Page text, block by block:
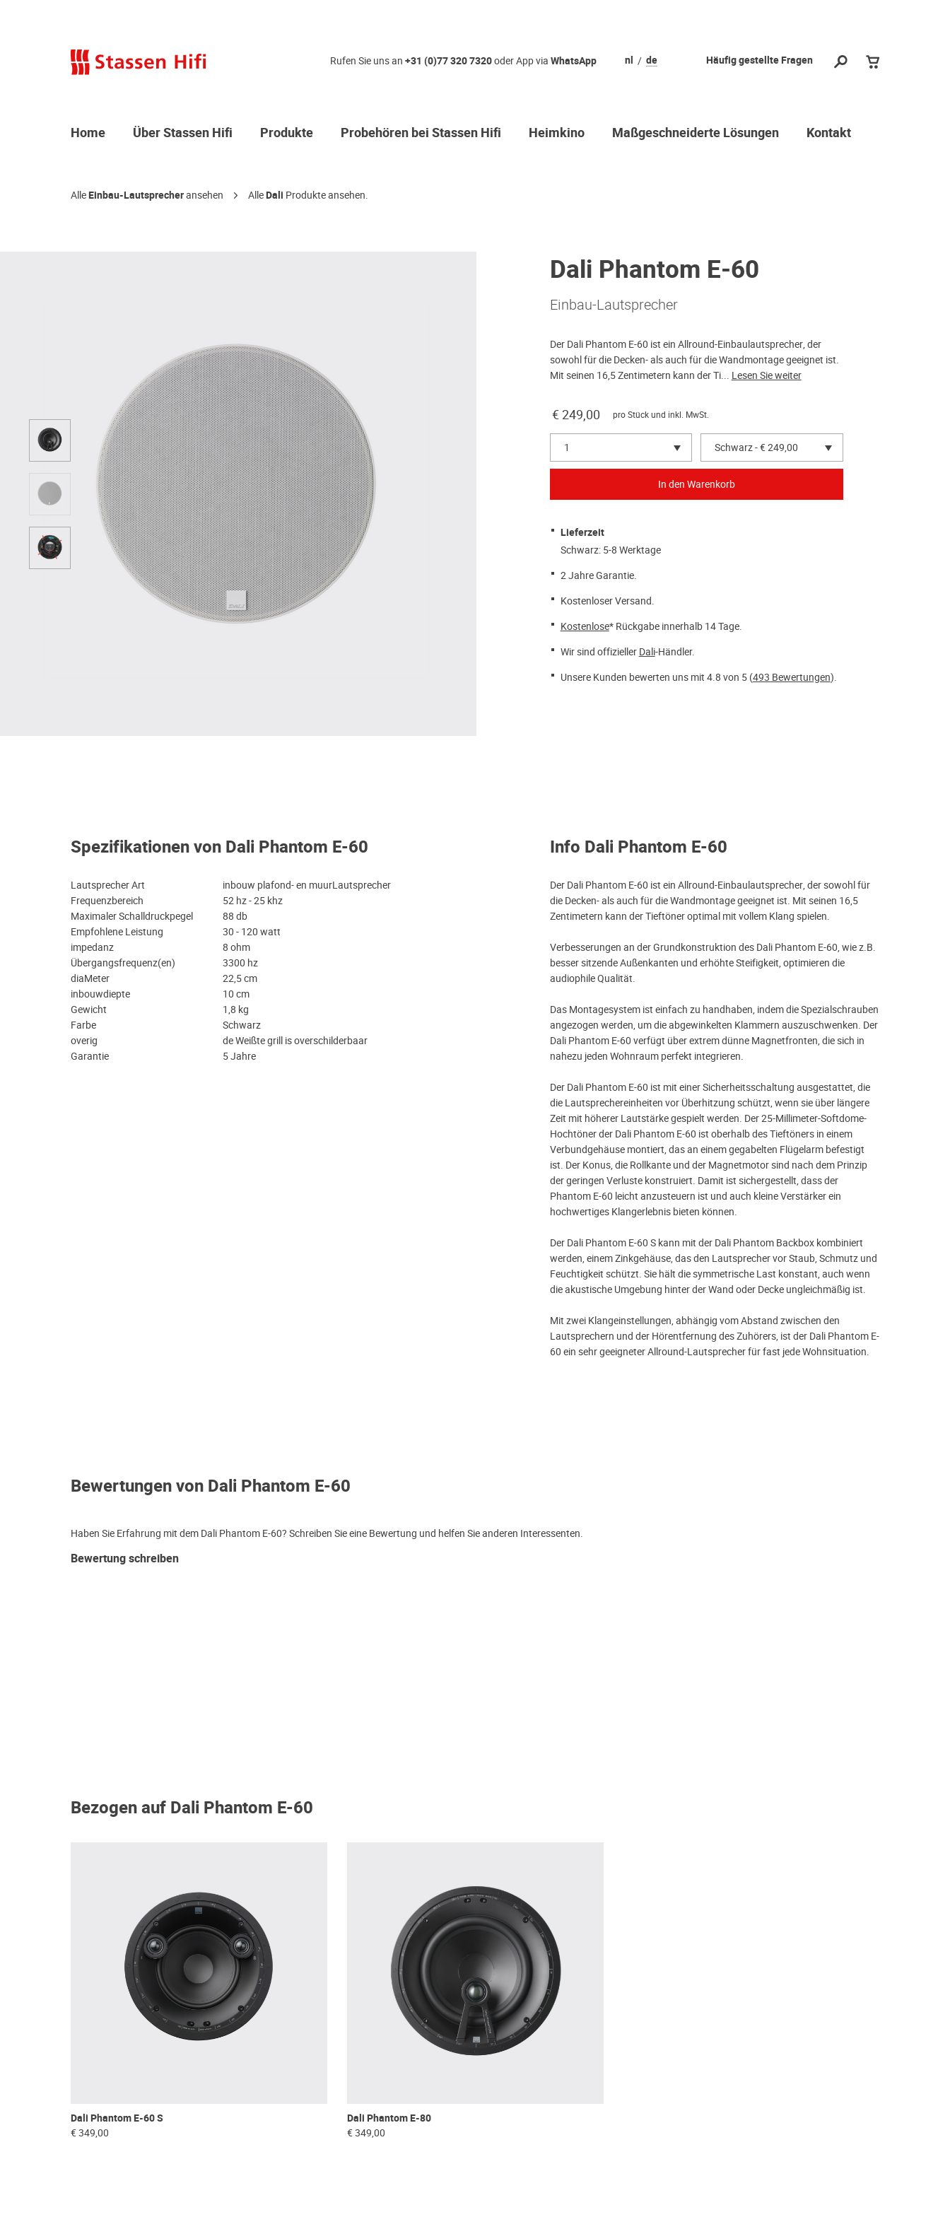
Häufig gestellte Fragen
nl de
Rufen Sie uns an +31 (0)77 320 7320oder App via WhatsApp
Home Über Stassen Hifi Produkte Probehören bei Stassen Hifi Heimkino Maßgeschneiderte Lösungen Kontakt
AlleEinbau-Lautsprecheransehen AlleDali Produkte ansehen.
Dali Phantom E-60
Einbau-Lautsprecher
Der Dali Phantom E-60 ist ein Allround-Einbaulautsprecher, der
sowohl für die Decken- als auch für die Wandmontage geeignet ist.
Mit seinen 16,5 Zentimetern kann der Ti... Lesen Sie weiter
€ 249,00 pro Stück und inkl. MwSt.
1 Schwarz - € 249,00
Lieferzeit
Schwarz: 5-8 Werktage
2 Jahre Garantie.
Kostenloser Versand.
Kostenlose* Rückgabe innerhalb 14 Tage.
Wir sind offizieller Dali-Händler.
Unsere Kunden bewerten uns mit 4.8 von 5 (493 Bewertungen).
Spezifikationen von Dali Phantom E-60
Lautsprecher Art
inbouw plafond- en muurLautsprecher
Frequenzbereich
52 hz - 25 khz
Maximaler Schalldruckpegel
88 db
Empfohlene Leistung
30 - 120 watt
impedanz
8 ohm
Übergangsfrequenz(en)
3300 hz
diaMeter
22,5 cm
inbouwdiepte
10 cm
Gewicht
1,8 kg
Farbe
Schwarz
overig
de Weißte grill is overschilderbaar
Garantie
5 Jahre
Info Dali Phantom E-60
Der Dali Phantom E-60 ist ein Allround-Einbaulautsprecher, der sowohl für
die Decken- als auch für die Wandmontage geeignet ist. Mit seinen 16,5
Zentimetern kann der Tieftöner optimal mit vollem Klang spielen.
Verbesserungen an der Grundkonstruktion des Dali Phantom E-60, wie z.B.
besser sitzende Außenkanten und erhöhte Steifigkeit, optimieren die
audiophile Qualität.
Das Montagesystem ist einfach zu handhaben, indem die Spezialschrauben
angezogen werden, um die abgewinkelten Klammern auszuschwenken. Der
Dali Phantom E-60 verfügt über extrem dünne Magnetfronten, die sich in
nahezu jeden Wohnraum perfekt integrieren.
Der Dali Phantom E-60 ist mit einer Sicherheitsschaltung ausgestattet, die
die Lautsprechereinheiten vor Überhitzung schützt, wenn sie über längere
Zeit mit höherer Lautstärke gespielt werden. Der 25-Millimeter-Softdome-
Hochtöner der Dali Phantom E-60 ist oberhalb des Tieftöners in einem
Verbundgehäuse montiert, das an einem gegabelten Flügelarm befestigt
ist. Der Konus, die Rollkante und der Magnetmotor sind nach dem Prinzip
der geringen Verluste konstruiert. Damit ist sichergestellt, dass der
Phantom E-60 leicht anzusteuern ist und auch kleine Verstärker ein
hochwertiges Klangerlebnis bieten können.
Der Dali Phantom E-60 S kann mit der Dali Phantom Backbox kombiniert
werden, einem Zinkgehäuse, das den Lautsprecher vor Staub, Schmutz und
Feuchtigkeit schützt. Sie hält die symmetrische Last konstant, auch wenn
die akustische Umgebung hinter der Wand oder Decke ungleichmäßig ist.
Mit zwei Klangeinstellungen, abhängig vom Abstand zwischen den
Lautsprechern und der Hörentfernung des Zuhörers, ist der Dali Phantom E-
60 ein sehr geeigneter Allround-Lautsprecher für fast jede Wohnsituation.
Bewertungen von Dali Phantom E-60
Haben Sie Erfahrung mit dem Dali Phantom E-60? Schreiben Sie eine Bewertung und helfen Sie anderen Interessenten.
Bewertung schreiben
Bezogen auf Dali Phantom E-60
Dali Phantom E-60 S
€ 349,00
Dali Phantom E-80
€ 349,00